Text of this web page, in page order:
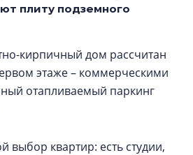
плиту подземного
кирпичный дом рассчитан
этаже – коммерческими
отапливаемый паркинг
выбор квартир: есть студии,